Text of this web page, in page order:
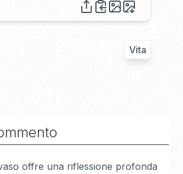
Vita
offre una riflessione profonda